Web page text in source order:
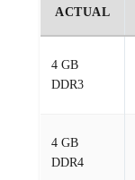
ACTUAL
4 GB
DDR3
4 GB
DDR4